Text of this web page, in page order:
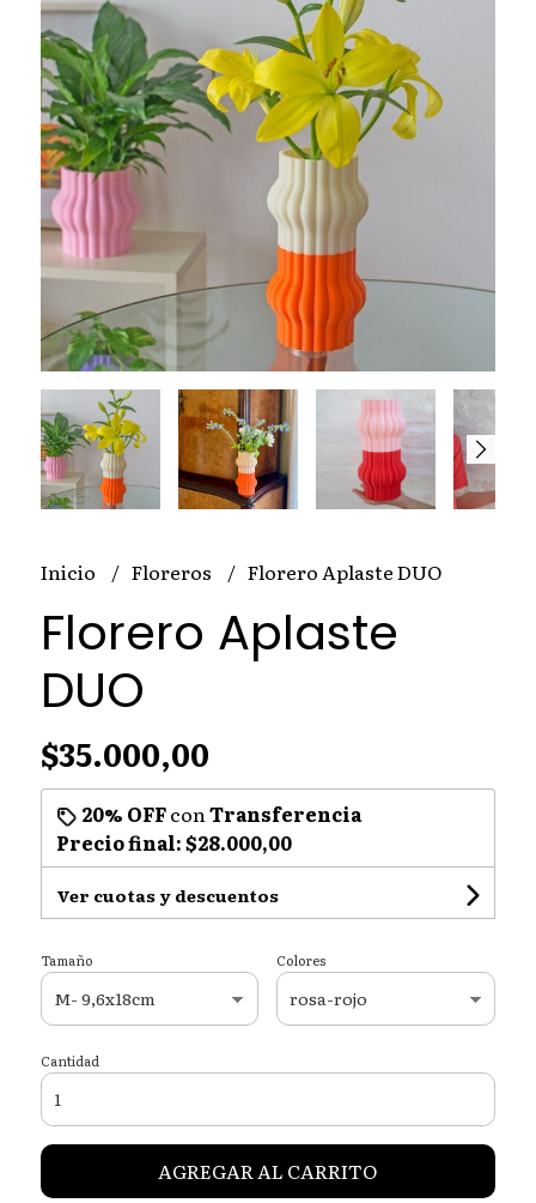
Inicio Floreros Florero Aplaste DUO
Florero Aplaste
DUO
$35.000,00
20% OFFcon Transferencia
Precio final:$28.000,00
Ver cuotas y descuentos
Tamaño Colores
Cantidad
AGREGAR AL CARRITO